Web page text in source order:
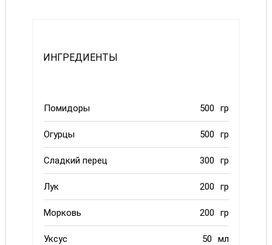
ИНГРЕДИЕНТЫ
Помидоры 500 гр
Огурцы 500 гр
Сладкий перец 300 гр
Лук 200 гр
Морковь 200 гр
Уксус 50 мл